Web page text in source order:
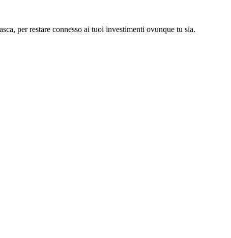
per restare connesso ai tuoi investimenti ovunque tu sia.